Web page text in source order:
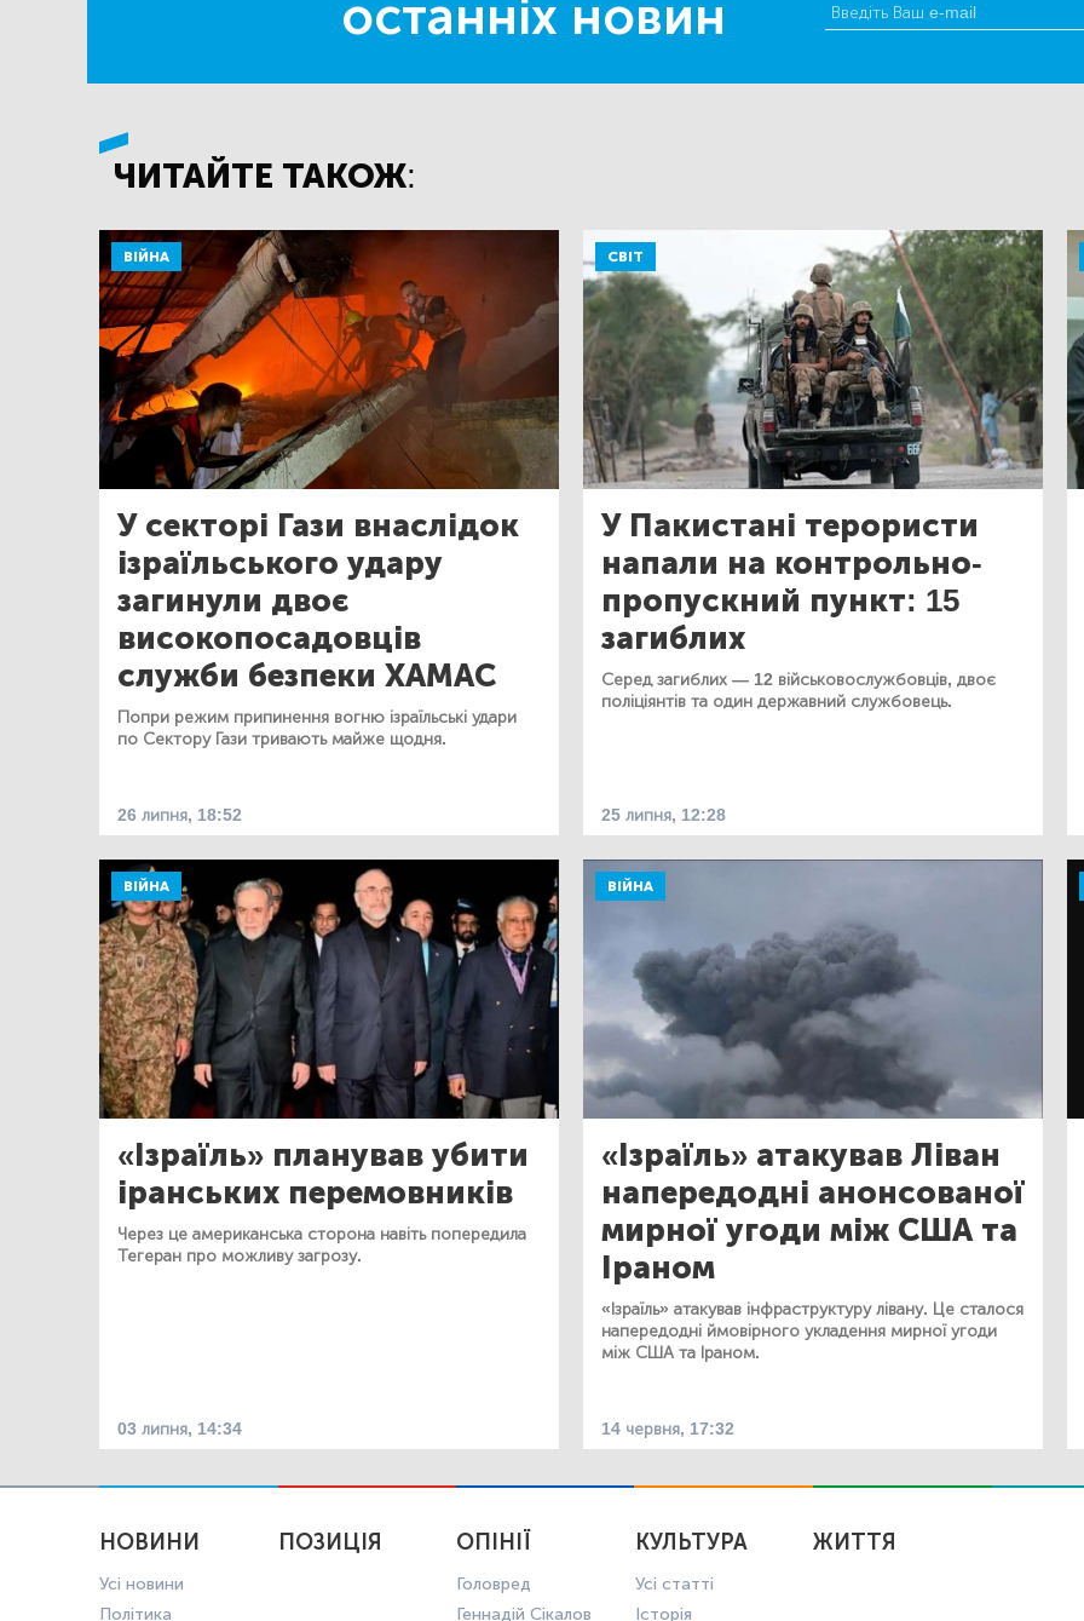
останніх новин
ЧИТАЙТЕ ТАКОЖ:
ВІЙНА
У секторі Гази внаслідок
ізраїльського удару
загинули двоє
високопосадовців
служби безпеки ХАМАС
Попри режим припинення вогню ізраїльські удари
по Сектору Гази тривають майже щодня.
26 липня, 18:52
СВІТ
У Пакистані терористи
напали на контрольно-
пропускний пункт: 15
загиблих
Серед загиблих — 12 військовослужбовців, двоє
поліціянтів та один державний службовець.
25 липня, 12:28
ВІЙНА
«Ізраїль» планував убити
іранських перемовників
Через це американська сторона навіть попередила
Тегеран про можливу загрозу.
03 липня, 14:34
ВІЙНА
«Ізраїль» атакував Ліван
напередодні анонсованої
мирної угоди між США та
Іраном
«Ізраїль» атакував інфраструктуру лівану. Це сталося
напередодні ймовірного укладення мирної угоди
між США та Іраном.
14 червня, 17:32
НОВИНИ
Усі новини
Політика
ПОЗИЦІЯ ОПІНІЇ
Головред
Геннадій Сікалов
КУЛЬТУРА
Усі статті
Історія
ЖИТТЯ